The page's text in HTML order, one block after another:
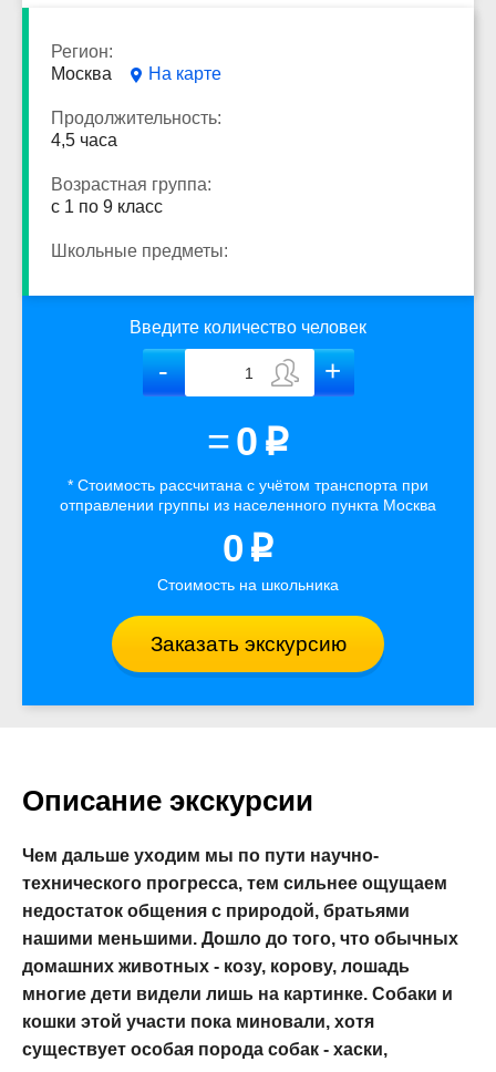
Регион:
Москва
На карте
Продолжительность:
4,5 часа
Возрастная группа:
с 1 по 9 класс
Школьные предметы:
Введите количество человек
=0 p
* Стоимость рассчитана с учётом транспорта при
отправлении группы из населенного пункта Москва
0 p
Стоимость на школьника
Заказать экскурсию
Описание экскурсии
Чем дальше уходим мы по пути научно-
технического прогресса, тем сильнее ощущаем
недостаток общения с природой, братьями
нашими меньшими. Дошло до того, что обычных
домашних животных - козу, корову, лошадь
многие дети видели лишь на картинке. Собаки и
кошки этой участи пока миновали, хотя
существует особая порода собак - хаски,